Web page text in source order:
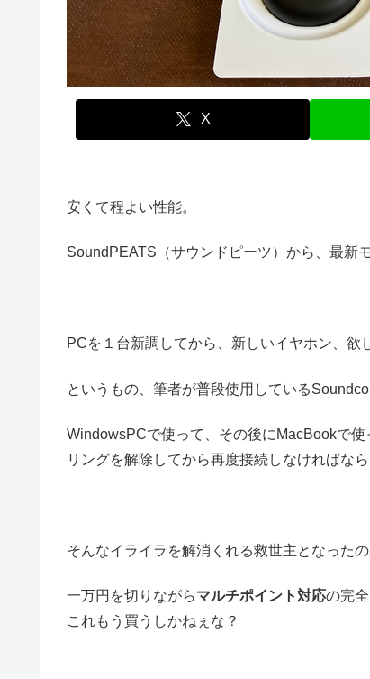
X
安くて程よい性能。
SoundPEATS（サウンドピーツ）から、最新
PCを１台新調してから、新しいイヤホン、欲
というもの、筆者が普段使用している
WindowsPCで使って、その後にMacBookで
リングを解除してから再度接続しなければな
そんなイライラを解消くれる救世主となった
一万円を切りながらマルチポイント対応の完
これもう買うしかねぇな？